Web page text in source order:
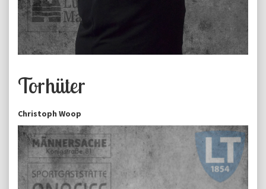
Torhüter
Christoph Woop